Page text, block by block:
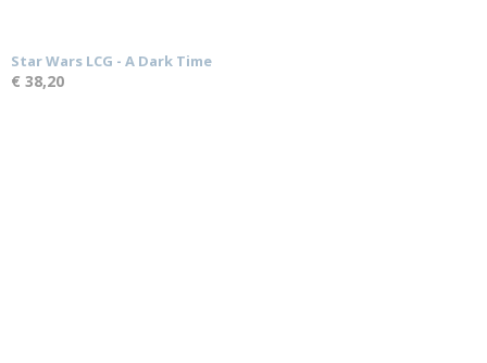
Star Wars LCG - A Dark Time
€ 38,20